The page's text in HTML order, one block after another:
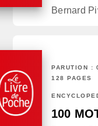
Bernard
PARUTION :
128 PAGES
100